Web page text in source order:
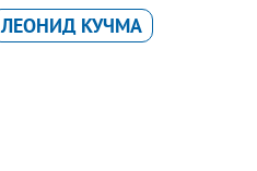
ЛЕОНИД КУЧМА